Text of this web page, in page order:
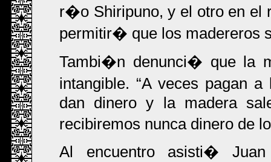
r�o Shiripuno, y el otro en
permitir� que los madereros
Tambi�n denunci� que la
intangible.
A veces pagan
dan dinero y la madera
recibiremos nunca dinero de
Al encuentro asisti�